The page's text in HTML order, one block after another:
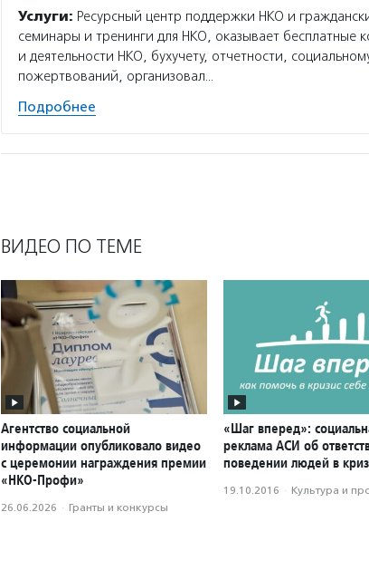
Услуги: Ресурсный центр поддержки НКО и
семинары и тренинги для НКО, оказывает бесплатные
и деятельности НКО, бухучету, отчетности,
пожертвований, организовал…
Подробнее
ВИДЕО ПО ТЕМЕ
Агентство социальной
информации опубликовало видео
с церемонии награждения премии
«НКО-Профи»
26.06.2026 · Гранты и конкурсы
«Шаг вперед»:
реклама АСИ об
поведении людей в
19.10.2016 · Культура и